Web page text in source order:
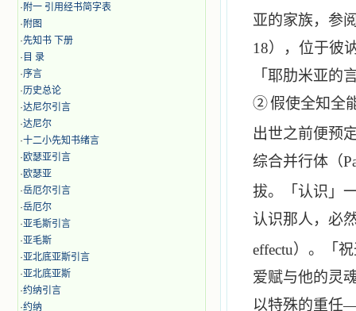
· 附一 引用经书简字表
· 附图
·先知书 下册
· 目 录
·序言
·历史总论
·达尼尔引言
·达尼尔
·十二小先知书绪言
·欧瑟亚引言
·欧瑟亚
·岳厄尔引言
·岳厄尔
·亚毛斯引言
·亚毛斯
·亚北底亚斯引言
·亚北底亚斯
·约纳引言
·约纳
亚的家族，参
18），位于彼
「耶肋米亚的
②假使全知全
出世之前便预
综合并行体（
拔。「认识」
认识那人，必
effectu）。「
爱赋与他的灵
以特殊的重任